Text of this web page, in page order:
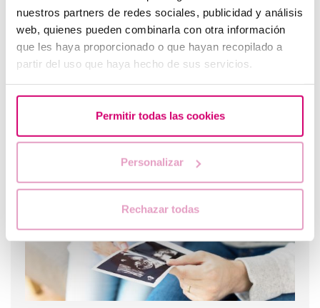
nuestros partners de redes sociales, publicidad y análisis
web, quienes pueden combinarla con otra información
que les haya proporcionado o que hayan recopilado a
partir del uso que haya hecho de sus servicios.
Permitir todas las cookies
Personalizar
Rechazar todas
Ho l'endometriosi, cosa mi può succedere (II)?